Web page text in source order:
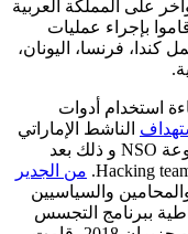
على المملكة العربية
بإجراء عمليات
فرنسا، اليونان،
استخدام أدوات
الناشط الإماراتي
أحمد منصور باستخدام بيغاسوس من مجموعة NSO و ذلك بعد
من الجدير
والسياسيين
ببرنامج التجسس